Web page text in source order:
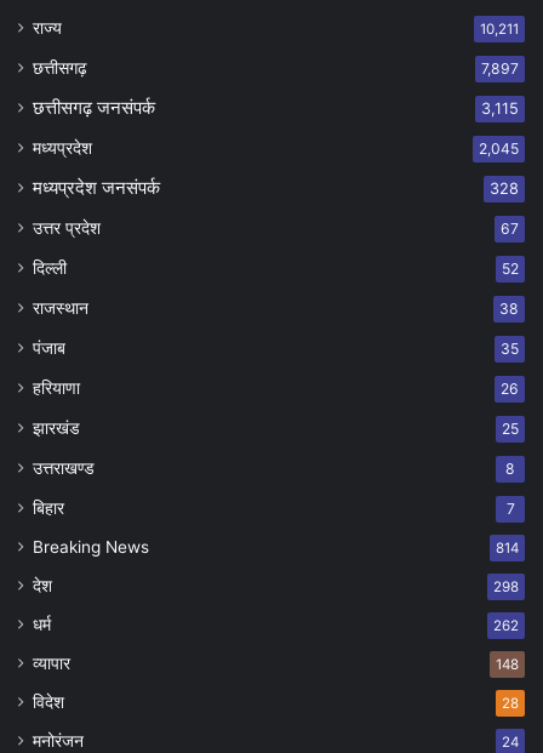
राज्य 10,211
छत्तीसगढ़ 7,897
छत्तीसगढ़ जनसंपर्क 3,115
मध्यप्रदेश 2,045
मध्यप्रदेश जनसंपर्क 328
उत्तर प्रदेश 67
दिल्ली 52
राजस्थान 38
पंजाब 35
हरियाणा 26
झारखंड 25
उत्तराखण्ड 8
बिहार 7
Breaking News 814
देश 298
धर्म 262
व्यापार 148
विदेश 28
मनोरंजन 24